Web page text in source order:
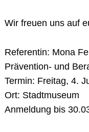
Wir freuen uns auf
Referentin: Mona
Prävention- und
Termin: Freitag, 4.
Ort: Stadtmuseum
Anmeldung bis